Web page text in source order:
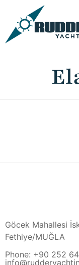
Göcek Mahallesi
Fethiye/MUĞLA
Phone: +90 252